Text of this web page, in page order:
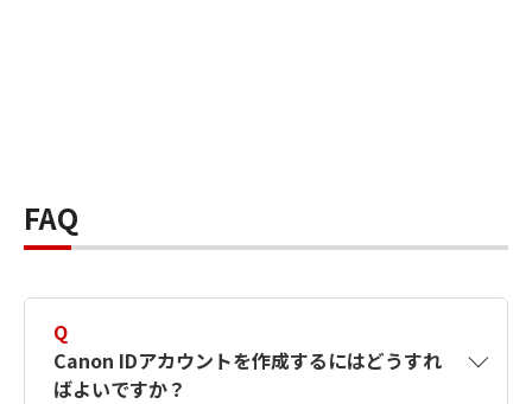
FAQ
Q
Canon IDアカウントを作成するにはどうすれ
ばよいですか？